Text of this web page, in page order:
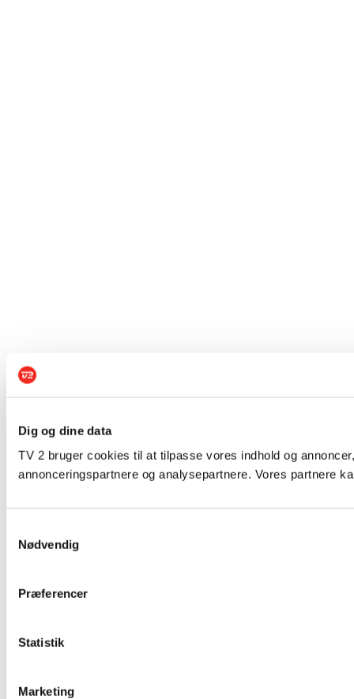
Dig og dine data
TV 2 bruger cookies til at tilpasse vores indhold og
annonceringspartnere og analysepartnere. Vores partnere
Nødvendig
Præferencer
Statistik
Marketing